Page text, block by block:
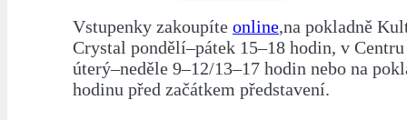
Vstupenky zakoupíte online,na pokladně
Crystal pondělí–pátek 15–18 hodin, v
úterý–neděle 9–12/13–17 hodin nebo na
hodinu před začátkem představení.